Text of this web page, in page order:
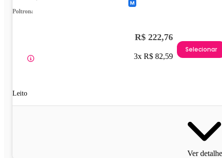
Poltrona
Leito
R$ 222,76
3x R$ 82,59
Selecionar
Ver